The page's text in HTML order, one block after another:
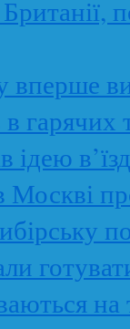
вперше
гарячих
Москві
на